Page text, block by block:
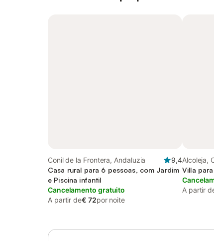
Conil de la Frontera, Andaluzia
9,4
Casa rural para 6 pessoas, com Jardim
e Piscina infantil
Cancelamento gratuito
A partir de€ 72por noite
Alcoleja,
Villa
A partir